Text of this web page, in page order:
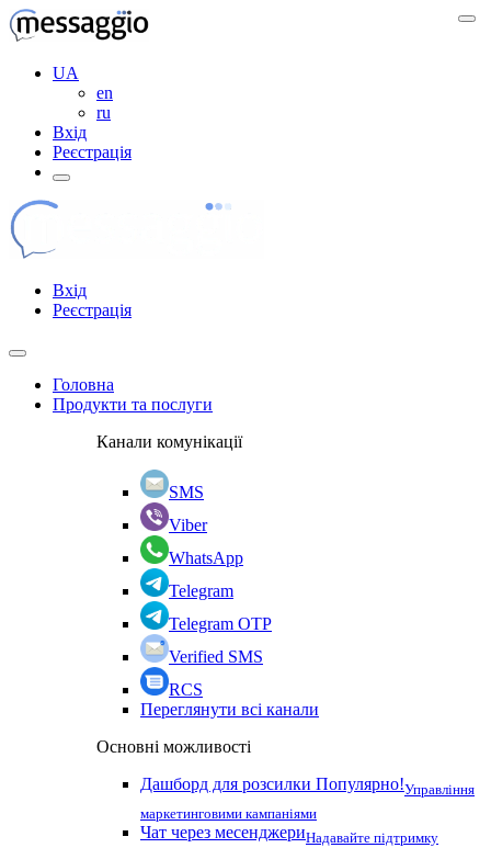
UA
en
ru
Вхід
Реєстрація
Вхід
Реєстрація
Головна
Продукти та послуги
Канали комунікації
SMS
Viber
WhatsApp
Telegram
Telegram OTP
Verified SMS
RCS
Переглянути всі канали
Основні можливості
Дашборд для розсилки Популярно!Управління
маркетинговими кампаніями
Чат через месенджериНадавайте підтримку